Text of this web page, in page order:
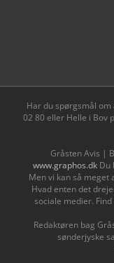
Har du spørgsmål
02 80 ‬eller Helle i Bov
Gråsten Avis |
www.graphos.dk Du
Men vi kan så meget
Hvad enten det
sociale medier.
Redaktøren bag
sønderjyske